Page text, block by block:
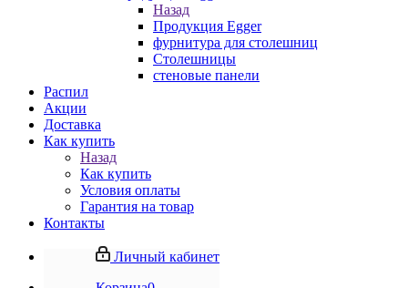
Назад
Продукция Egger
фурнитура для столешниц
Столешницы
стеновые панели
Распил
Акции
Доставка
Как купить
Назад
Как купить
Условия оплаты
Гарантия на товар
Контакты
Личный кабинет